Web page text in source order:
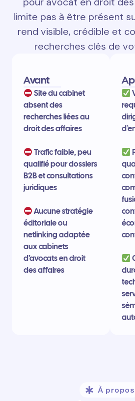
limite pas à être présent
rend visible, crédible et
recherches clés de
Avant
Site du cabinet
absent des
recherches liées au
droit des affaires
Trafic faible, peu
qualifié pour dossiers
B2B et consultations
juridiques
Aucune stratégie
éditoriale ou
netlinking adaptée
aux cabinets
d’avocats en droit
des affaires
À propos